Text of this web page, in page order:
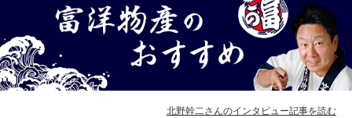
北野幹二さんのインタビュー記事を読む